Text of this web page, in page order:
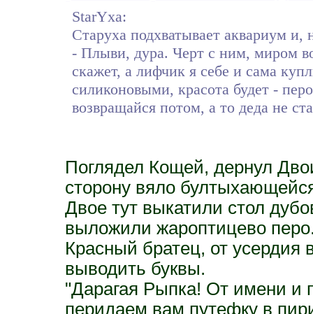
StarYxa:
Старуха подхватывает аквариум
- Плыви, дура. Черт с ним, миром
скажет, а лифчик я себе и сама
силиконовыми, красота будет -
возвращайся потом, а то деда не
Поглядел Кощей, дернул
сторону вяло
Двое тут выкатили стол
выложили жароптицево
Красный братец, от усердия
выводить буквы.
"Дарагая Рыпка! От имени и
перидаем вам путефку в